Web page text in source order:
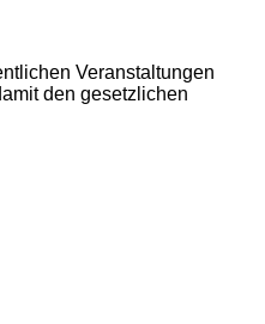
2Veranstaltungen
den gesetzlichen